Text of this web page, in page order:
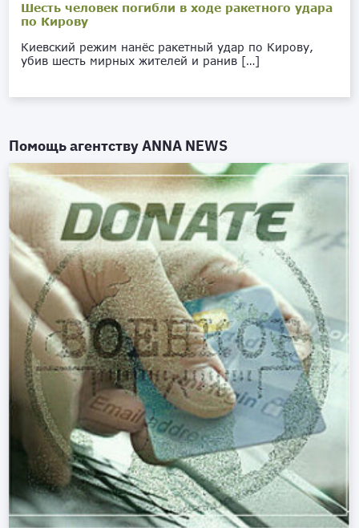
Шесть человек погибли в ходе ракетного удара
по Кирову
Киевский режим нанёс ракетный удар по Кирову,
убив шесть мирных жителей и ранив […]
Помощь агентствуANNA NEWS